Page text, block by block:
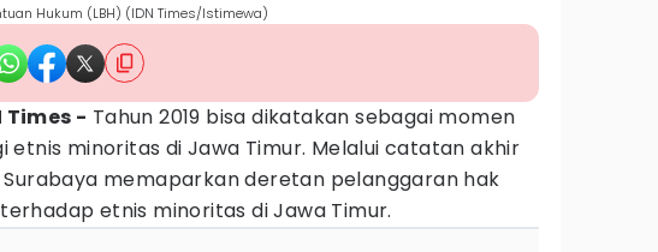
Hukum (LBH) (IDN Times/Istimewa)
Times - Tahun 2019 bisa dikatakan sebagai momen
etnis minoritas di Jawa Timur. Melalui catatan akhir
Surabaya memaparkan deretan pelanggaran hak
etnis minoritas di Jawa Timur.